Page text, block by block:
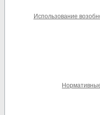
Использование